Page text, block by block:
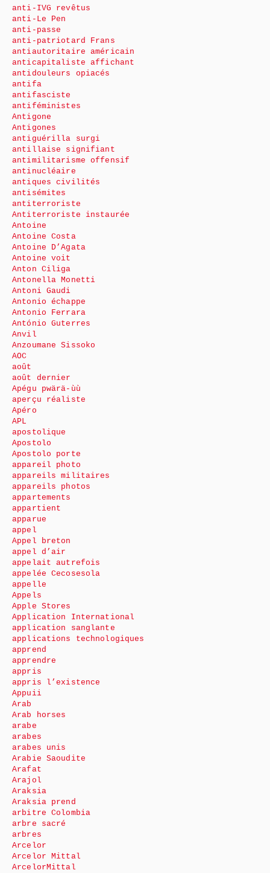
anti-IVG revêtus
anti-Le Pen
anti-passe
anti-patriotard Frans
antiautoritaire américain
anticapitaliste affichant
antidouleurs opiacés
antifa
antifasciste
antiféministes
Antigone
Antigones
antiguérilla surgi
antillaise signifiant
antimilitarisme offensif
antinucléaire
antiques civilités
antisémites
antiterroriste
Antiterroriste instaurée
Antoine
Antoine Costa
Antoine D’Agata
Antoine voit
Anton Ciliga
Antonella Monetti
Antoni Gaudi
Antonio échappe
Antonio Ferrara
António Guterres
Anvil
Anzoumane Sissoko
AOC
août
août dernier
Apégu pwärä-ùù
aperçu réaliste
Apéro
APL
apostolique
Apostolo
Apostolo porte
appareil photo
appareils militaires
appareils photos
appartements
appartient
apparue
appel
Appel breton
appel d’air
appelait autrefois
appelée Cecosesola
appelle
Appels
Apple Stores
Application International
application sanglante
applications technologiques
apprend
apprendre
appris
appris l’existence
Appuii
Arab
Arab horses
arabe
arabes
arabes unis
Arabie Saoudite
Arafat
Arajol
Araksia
Araksia prend
arbitre Colombia
arbre sacré
arbres
Arcelor
Arcelor Mittal
ArcelorMittal